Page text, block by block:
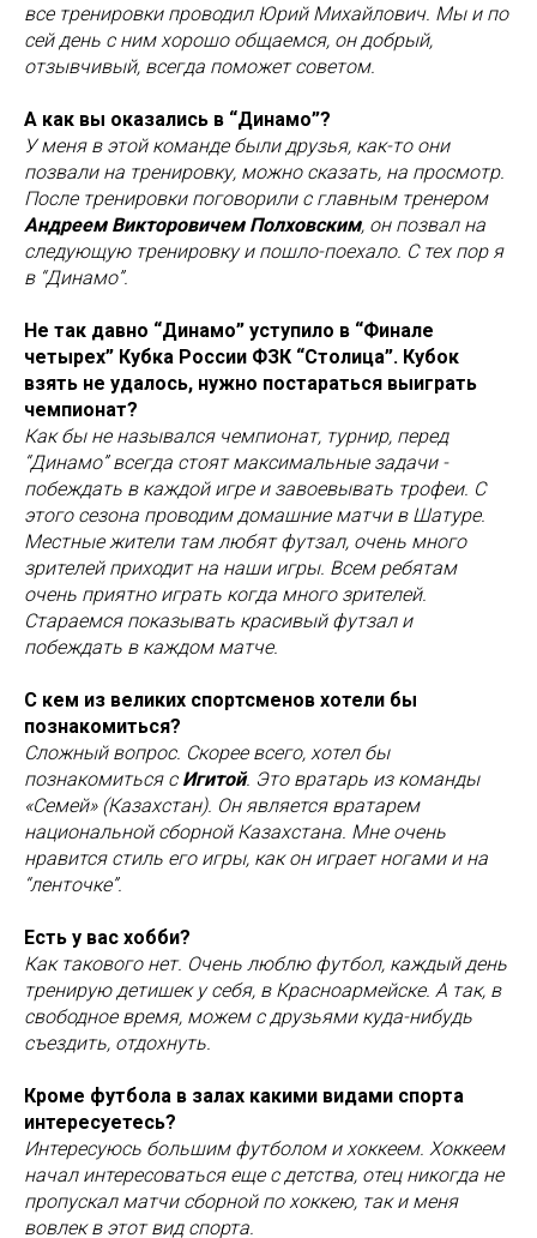
все тренировки проводил Юрий Михайлович. Мы и по
сей день с ним хорошо общаемся, он добрый,
отзывчивый, всегда поможет советом.
А как вы оказались в “Динамо”?
У меня в этой команде были друзья, как-то они
позвали на тренировку, можно сказать, на просмотр.
После тренировки поговорили с главным тренером
Андреем Викторовичем Полховским, он позвал на
следующую тренировку и пошло-поехало. С тех пор я
в “Динамо”.
Не так давно “Динамо” уступило в “Финале
четырех” Кубка России ФЗК “Столица”. Кубок
взять не удалось, нужно постараться выиграть
чемпионат?
Как бы не назывался чемпионат, турнир, перед
“Динамо” всегда стоят максимальные задачи -
побеждать в каждой игре и завоевывать трофеи. С
этого сезона проводим домашние матчи в Шатуре.
Местные жители там любят футзал, очень много
зрителей приходит на наши игры. Всем ребятам
очень приятно играть когда много зрителей.
Стараемся показывать красивый футзал и
побеждать в каждом матче.
С кем из великих спортсменов хотели бы
познакомиться?
Сложный вопрос. Скорее всего, хотел бы
познакомиться с Игитой. Это вратарь из команды
«Семей» (Казахстан). Он является вратарем
национальной сборной Казахстана. Мне очень
нравится стиль его игры, как он играет ногами и на
“ленточке”.
Есть у вас хобби?
Как такового нет. Очень люблю футбол, каждый день
тренирую детишек у себя, в Красноармейске. А так, в
свободное время, можем с друзьями куда-нибудь
съездить, отдохнуть.
Кроме футбола в залах какими видами спорта
интересуетесь?
Интересуюсь большим футболом и хоккеем. Хоккеем
начал интересоваться еще с детства, отец никогда не
пропускал матчи сборной по хоккею, так и меня
вовлек в этот вид спорта.